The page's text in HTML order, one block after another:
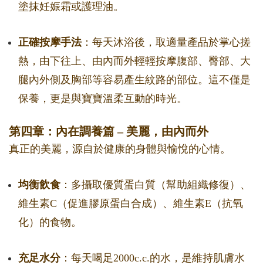
塗抹妊娠霜或護理油。
正確按摩手法：每天沐浴後，取適量產品於掌心搓
熱，由下往上、由內而外輕輕按摩腹部、臀部、大
腿內外側及胸部等容易產生紋路的部位。這不僅是
保養，更是與寶寶溫柔互動的時光。
第四章：內在調養篇 – 美麗，由內而外
真正的美麗，源自於健康的身體與愉悅的心情。
均衡飲食 ：多攝取優質蛋白質（幫助組織修復）、
維生素C（促進膠原蛋白合成）、維生素E（抗氧
化）的食物。
充足水分：每天喝足2000c.c.的水，是維持肌膚水